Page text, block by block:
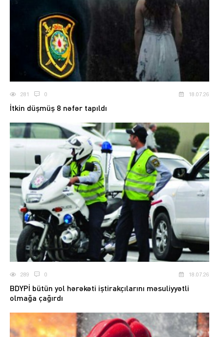
281 0 18.07.26
İtkin düşmüş 8 nəfər tapıldı
289 0 18.07.26
BDYPİ bütün yol hərəkəti iştirakçılarını məsuliyyətli
olmağa çağırdı